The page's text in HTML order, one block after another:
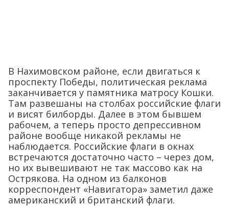
В Нахимовском районе, если двигаться к
проспекту Победы, политическая реклама
заканчивается у памятника матросу Кошки.
Там развешаны на столбах российские флаги
и висят билборды. Далее в этом бывшем
рабочем, а теперь просто депрессивном
районе вообще никакой рекламы не
наблюдается. Российские флаги в окнах
встречаются достаточно часто – через дом,
но их вывешивают не так массово как на
Острякова. На одном из балконов
корреспондент «Навигатора» заметил даже
американский и британский флаги.